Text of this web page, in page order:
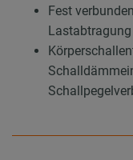
Fest
Lastabtragung